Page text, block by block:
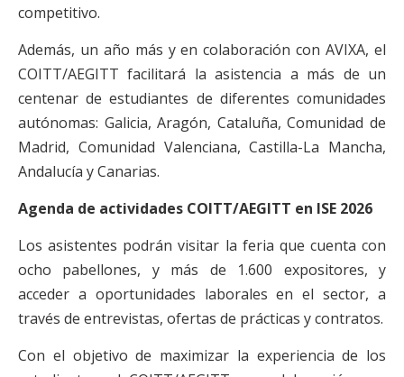
competitivo.
Además, un año más y en colaboración con AVIXA, el
COITT/AEGITT facilitará la asistencia a más de un
centenar de estudiantes de diferentes comunidades
autónomas: Galicia, Aragón, Cataluña, Comunidad de
Madrid, Comunidad Valenciana, Castilla-La Mancha,
Andalucía y Canarias.
Agenda de actividades COITT/AEGITT en ISE 2026
Los asistentes podrán visitar la feria que cuenta con
ocho pabellones, y más de 1.600 expositores, y
acceder a oportunidades laborales en el sector, a
través de entrevistas, ofertas de prácticas y contratos.
Con el objetivo de maximizar la experiencia de los